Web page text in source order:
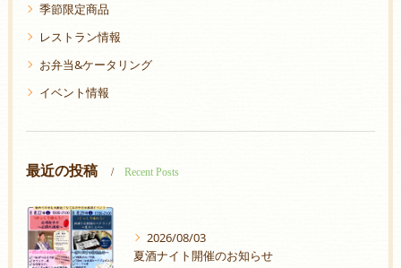
季節限定商品
レストラン情報
お弁当&ケータリング
イベント情報
最近の投稿 Recent Posts
2026/08/03
夏酒ナイト開催のお知らせ